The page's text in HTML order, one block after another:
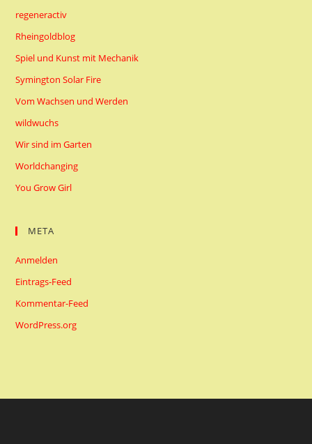
regeneractiv
Rheingoldblog
Spiel und Kunst mit Mechanik
Symington Solar Fire
Vom Wachsen und Werden
wildwuchs
Wir sind im Garten
Worldchanging
You Grow Girl
META
Anmelden
Eintrags-Feed
Kommentar-Feed
WordPress.org